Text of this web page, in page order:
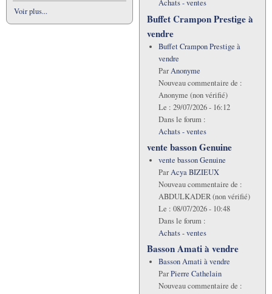
Voir plus...
Achats - ventes
Buffet Crampon Prestige à
vendre
Buffet Crampon Prestige à
vendre
ParAnonyme
Nouveau commentaire de :
Anonyme (non vérifié)
Le : 29/07/2026 - 16:12
Dans le forum :
Achats - ventes
vente basson Genuine
vente basson Genuine
ParAcya BIZIEUX
Nouveau commentaire de :
ABDULKADER (non vérifié)
Le : 08/07/2026 - 10:48
Dans le forum :
Achats - ventes
Basson Amati à vendre
Basson Amati à vendre
ParPierre Cathelain
Nouveau commentaire de :